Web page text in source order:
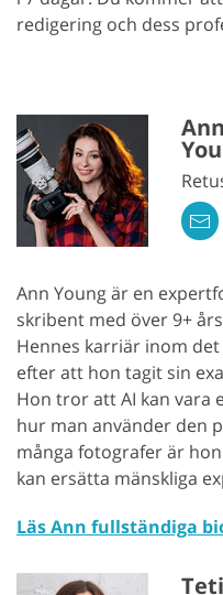
redigering och dess
Ann
Ann Young är en
skribent med över 9+
Hennes karriär inom
efter att hon tagit sin
Hon tror att AI kan vara
hur man använder den
många fotografer är
kan ersätta mänskliga
Läs Ann fullständiga